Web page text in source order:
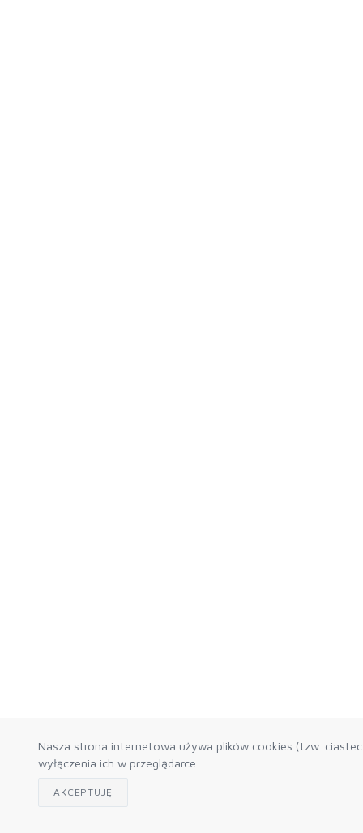
Nasza strona internetowa używa plików cookies (tzw.
wyłączenia ich w przeglądarce.
AKCEPTUJĘ